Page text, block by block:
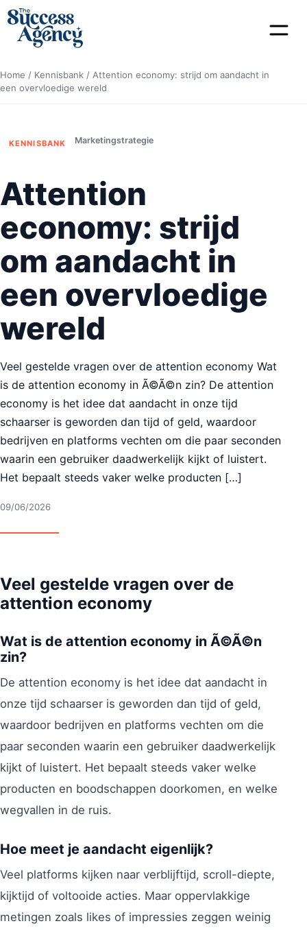
Home / Kennisbank / Attention economy: strijd om aandacht in
een overvloedige wereld
KENNISBANK Marketingstrategie
Attention
economy: strijd
om aandacht in
een overvloedige
wereld
Veel gestelde vragen over de attention economy Wat
is de attention economy in Ã©Ã©n zin? De attention
economy is het idee dat aandacht in onze tijd
schaarser is geworden dan tijd of geld, waardoor
bedrijven en platforms vechten om die paar seconden
waarin een gebruiker daadwerkelijk kijkt of luistert.
Het bepaalt steeds vaker welke producten […]
09/06/2026
Veel gestelde vragen over de
attention economy
Wat is de attention economy in Ã©Ã©n
zin?
De attention economy is het idee dat aandacht in
onze tijd schaarser is geworden dan tijd of geld,
waardoor bedrijven en platforms vechten om die
paar seconden waarin een gebruiker daadwerkelijk
kijkt of luistert. Het bepaalt steeds vaker welke
producten en boodschappen doorkomen, en welke
wegvallen in de ruis.
Hoe meet je aandacht eigenlijk?
Veel platforms kijken naar verblijftijd, scroll-diepte,
kijktijd of voltooide acties. Maar oppervlakkige
metingen zoals likes of impressies zeggen weinig